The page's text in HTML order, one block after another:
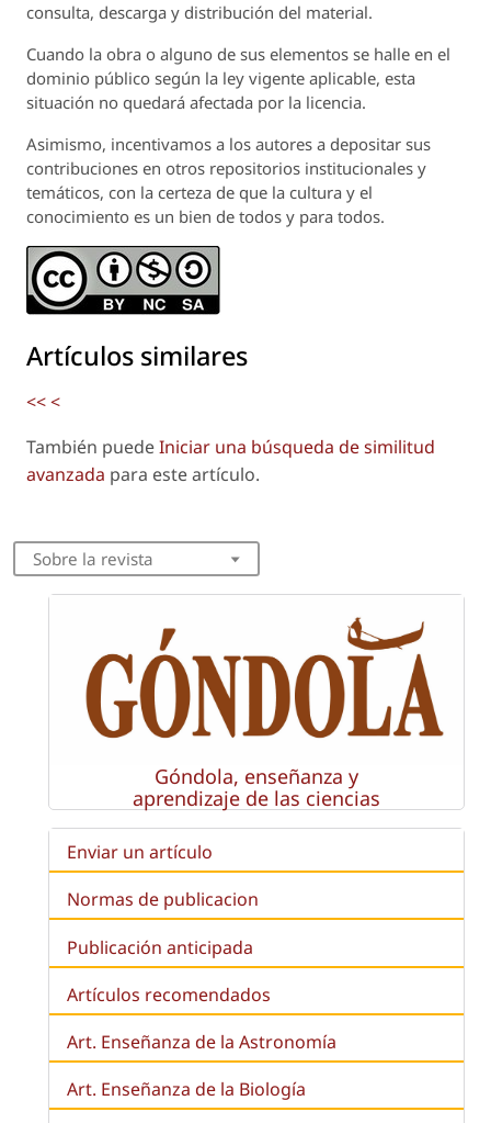
consulta, descarga y distribución del material.
Cuando la obra o alguno de sus elementos se halle en el
dominio público según la ley vigente aplicable, esta
situación no quedará afectada por la licencia.
Asimismo, incentivamos a los autores a depositar sus
contribuciones en otros repositorios institucionales y
temáticos, con la certeza de que la cultura y el
conocimiento es un bien de todos y para todos.
Artículos similares
<<<
También puedeIniciar una búsqueda de similitud
avanzada para este artículo.
Sobre la revista
Góndola, enseñanza y
aprendizaje de las ciencias
Enviar un artículo
Normas de publicacion
Publicación anticipada
Artículos recomendados
Art. Enseñanza de la Astronomía
Art. Enseñanza de la Biología